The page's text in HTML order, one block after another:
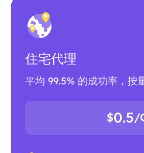
住宅代理
平均 99.5% 的成功率，按
$0.5/